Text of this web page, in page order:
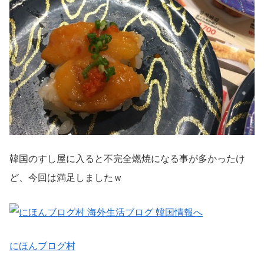
韓国のすし屋に入ると不完全燃焼になる事が多かったけ
ど、今回は満足しましたｗ
にほんブログ村